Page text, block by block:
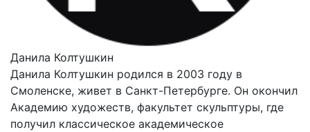
Данила Колтушкин
Данила Колтушкин родился в 2003 году в
Смоленске, живет в Санкт-Петербурге. Он окончил
Академию художеств, факультет скульптуры, где
получил классическое академическое